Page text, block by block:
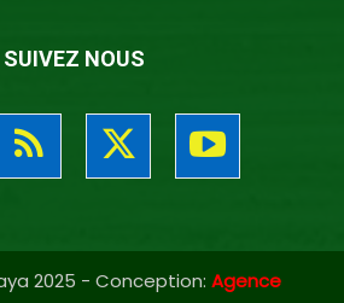
SUIVEZ NOUS
2025 - Conception: Agence